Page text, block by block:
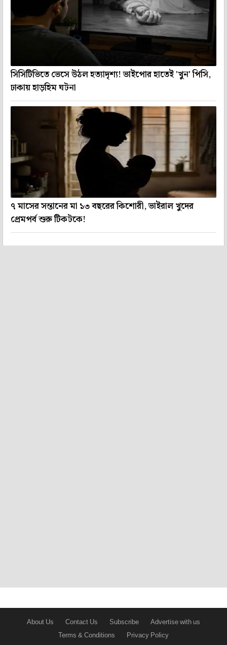
সিসিটিভিতে ভেসে উঠল হত্যাদৃশ্য! ভাইপোর হাতেই 'খুন' পিসি,
ঢাকায় হাড়হিম ঘটনা
৭ মাসের সন্তানের মা ১৩ বছরের কিশোরী, ভাইরাল খুদের
প্রেমপর্ব শুরু টিকটকে!
About Us Contact Us Subscribe
Advertise with us
Terms & Conditions
Privacy Policy